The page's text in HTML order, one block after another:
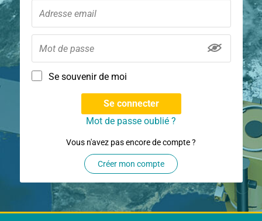
Se souvenir de moi
Se connecter
Mot de passe oublié ?
Vous n'avez pas encore de compte ?
Créer mon compte